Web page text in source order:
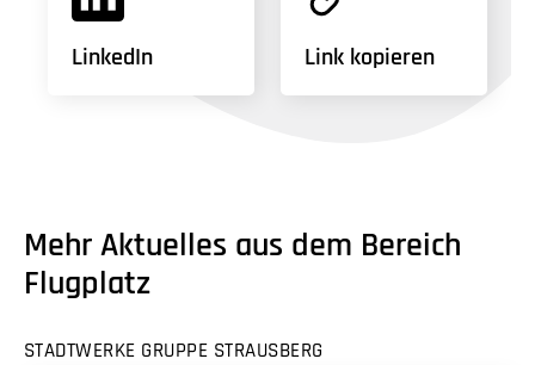
LinkedIn Link kopieren
Mehr Aktuelles aus dem Bereich
Flugplatz
STADTWERKE GRUPPE STRAUSBERG